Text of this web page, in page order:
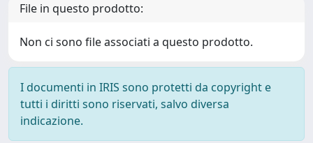
File in questo prodotto:
Non ci sono file associati a questo prodotto.
I documenti in IRIS sono protetti da copyright e
tutti i diritti sono riservati, salvo diversa
indicazione.